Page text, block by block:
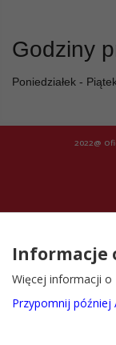
Godziny
Poniedziałek -
2022@
Informacje
Więcej informacji o
Przypomnij później